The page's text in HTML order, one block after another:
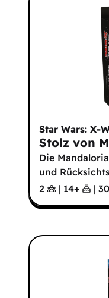
Star Wars: X-
Stolz von
Die
und
2
| 14+ | 30